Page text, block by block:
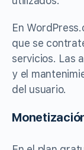
En
que se
servicios. Las
y el
del usuario.